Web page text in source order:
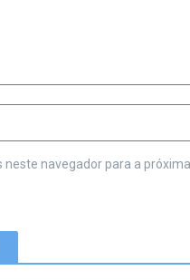
neste navegador para a